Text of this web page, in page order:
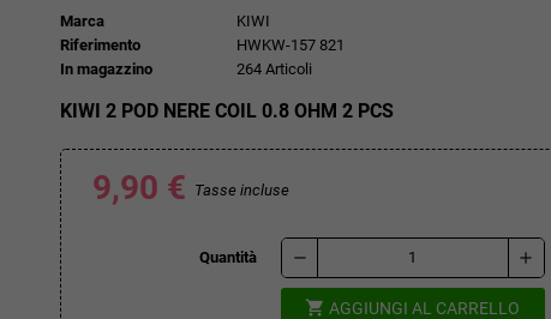
Marca
KIWI
Riferimento
HWKW-157 821
In magazzino
264 Articoli
KIWI 2 POD NERE COIL 0.8 OHM 2 PCS
9,90 € Tasse incluse
Quantità remove add
shopping_cart AGGIUNGI AL CARRELLO